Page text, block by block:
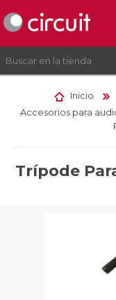
REGISTRO
Inicio
Accesorios para
Trípode